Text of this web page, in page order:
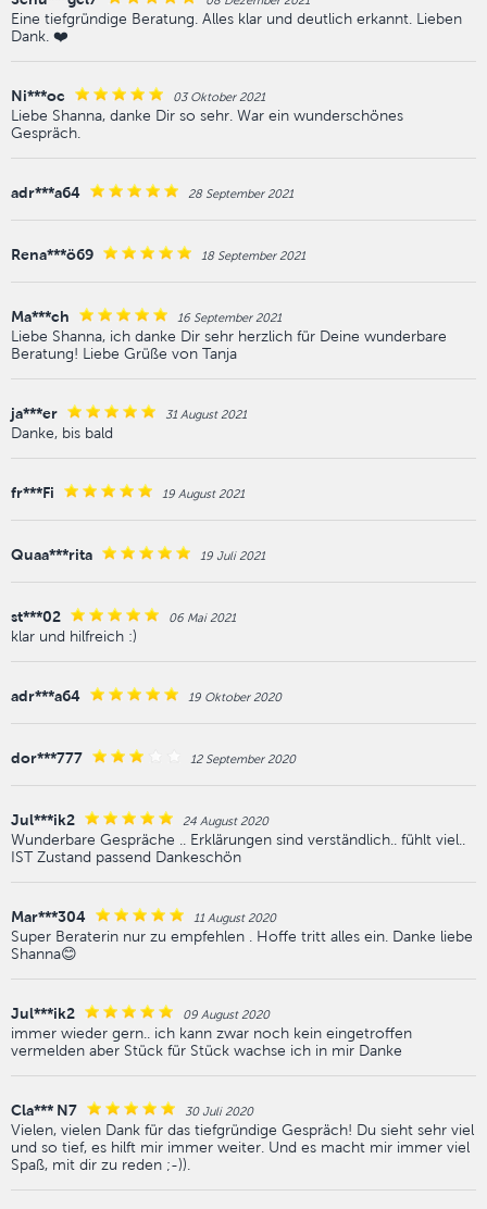
Eine tiefgründige Beratung. Alles klar und deutlich erkannt. Lieben
Dank. ❤️
Ni***oc 03 Oktober 2021
Liebe Shanna, danke Dir so sehr. War ein wunderschönes
Gespräch.
adr***a64 28 September 2021
Rena***ö69 18 September 2021
Ma***ch 16 September 2021
Liebe Shanna, ich danke Dir sehr herzlich für Deine wunderbare
Beratung! Liebe Grüße von Tanja
ja***er 31 August 2021
Danke, bis bald
fr***Fi 19 August 2021
Quaa***rita 19 Juli 2021
st***02 06 Mai 2021
klar und hilfreich :)
adr***a64 19 Oktober 2020
dor***777 12 September 2020
Jul***ik2 24 August 2020
Wunderbare Gespräche .. Erklärungen sind verständlich.. fühlt viel..
IST Zustand passend Dankeschön
Mar***304 11 August 2020
Super Beraterin nur zu empfehlen . Hoffe tritt alles ein. Danke liebe
Shanna😊
Jul***ik2 09 August 2020
immer wieder gern.. ich kann zwar noch kein eingetroffen
vermelden aber Stück für Stück wachse ich in mir Danke
Cla*** N7 30 Juli 2020
Vielen, vielen Dank für das tiefgründige Gespräch! Du sieht sehr viel
und so tief, es hilft mir immer weiter. Und es macht mir immer viel
Spaß, mit dir zu reden ;-)).